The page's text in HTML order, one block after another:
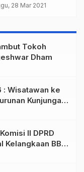
Ultra Mikro
28 Mar 2021
Tokoh
Dham
: Wisatawan ke
Kunjungan
II DPRD
Kelangkaan BBM